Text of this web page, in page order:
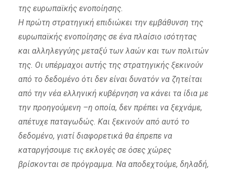
της ευρωπαϊκής ενοποίησης.
Η πρώτη στρατηγική επιδιώκει την εμβάθυνση της
ευρωπαϊκής ενοποίησης σε ένα πλαίσιο ισότητας
και αλληλεγγύης μεταξύ των λαών και των πολιτών
της. Οι υπέρμαχοι αυτής της στρατηγικής ξεκινούν
από το δεδομένο ότι δεν είναι δυνατόν να ζητείται
από την νέα ελληνική κυβέρνηση να κάνει τα ίδια με
την προηγούμενη –η οποία, δεν πρέπει να ξεχνάμε,
απέτυχε παταγωδώς. Και ξεκινούν από αυτό το
δεδομένο, γιατί διαφορετικά θα έπρεπε να
καταργήσουμε τις εκλογές σε όσες χώρες
βρίσκονται σε πρόγραμμα. Να αποδεχτούμε, δηλαδή,